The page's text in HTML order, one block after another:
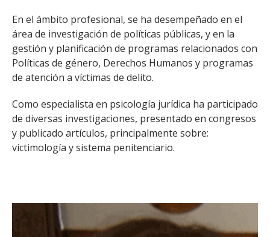
En el ámbito profesional, se ha desempeñado en el
área de investigación de políticas públicas, y en la
gestión y planificación de programas relacionados con
Políticas de género, Derechos Humanos y programas
de atención a víctimas de delito.
Como especialista en psicología jurídica ha participado
de diversas investigaciones, presentado en congresos
y publicado artículos, principalmente sobre:
victimología y sistema penitenciario.